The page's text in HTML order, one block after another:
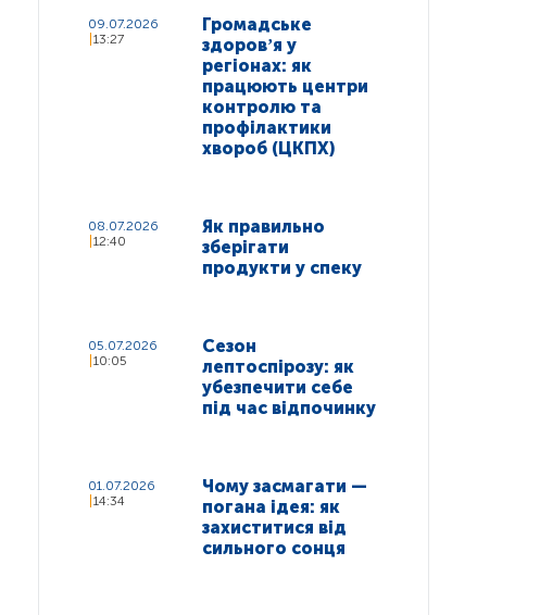
09.07.2026
13:27
Громадське
здоровʼя у
регіонах: як
працюють центри
контролю та
профілактики
хвороб (ЦКПХ)
08.07.2026
12:40
Як правильно
зберігати
продукти у спеку
05.07.2026
10:05
Сезон
лептоспірозу: як
убезпечити себе
під час відпочинку
01.07.2026
14:34
Чому засмагати —
погана ідея: як
захиститися від
сильного сонця